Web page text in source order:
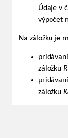
Údaje v
výpočet
Na záložku je
záložku
záložku